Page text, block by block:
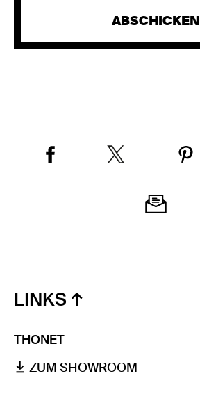
ABSCHICKEN
LINKS
THONET
ZUM SHOWROOM